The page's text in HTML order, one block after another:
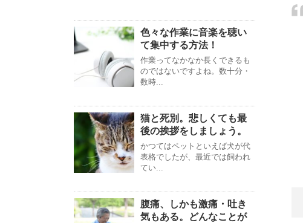
色々な作業に音楽を聴い
て集中する方法！
作業ってなかなか長くできるも
のではないですよね。数十分・
数時...
猫と死別。悲しくても最
後の挨拶をしましょう。
かつてはペットといえば犬が代
表格でしたが、最近では飼われ
てい...
腹痛、しかも激痛・吐き
気もある。どんなことが